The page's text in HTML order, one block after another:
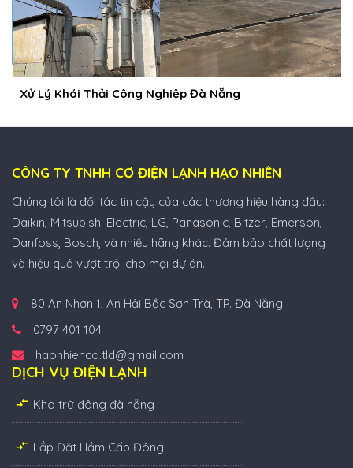
Xử Lý Khói Thải Công Nghiệp Đà Nẵng
CÔNG TY TNHH CƠ ĐIỆN LẠNH HẠO NHIÊN
Chúng tôi là đối tác tin cậy của các thương hiệu hàng đầu:
Daikin, Mitsubishi Electric, LG, Panasonic, Bitzer, Emerson,
Danfoss, Bosch, và nhiều hãng khác. Đảm bảo chất lượng
và hiệu quả vượt trội cho mọi dự án.
80 An Nhơn 1, An Hải Bắc Sơn Trà, TP. Đà Nẵng
0797 401 104
haonhienco.tld@gmail.com
DỊCH VỤ ĐIỆN LẠNH
Kho trữ đông đà nẵng
Lắp Đặt Hầm Cấp Đông